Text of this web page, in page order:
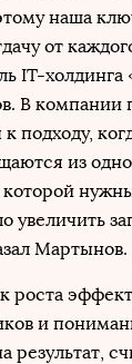
наша
от
IT-холдинга
В компании
подходу,
из
увеличить
Мартынов.
роста
и
результат,